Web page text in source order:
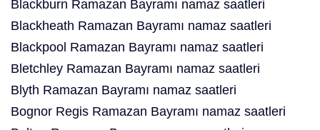
Blackburn Ramazan Bayramı namaz saatleri
Blackheath Ramazan Bayramı namaz saatleri
Blackpool Ramazan Bayramı namaz saatleri
Bletchley Ramazan Bayramı namaz saatleri
Blyth Ramazan Bayramı namaz saatleri
Bognor Regis Ramazan Bayramı namaz saatleri